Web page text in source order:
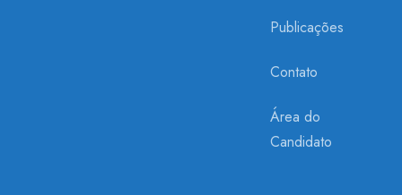
Publicações
Contato
Área do
Candidato